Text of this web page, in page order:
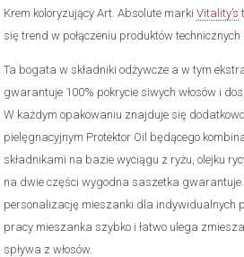
Krem koloryzujący Art. Absolute markiVitality’s
się trend w połączeniu produktów technicznych
Ta bogata w składniki odżywcze a w tym
gwarantuje 100% pokrycie siwych włosów i
W każdym opakowaniu znajduje się
pielęgnacyjnym Protektor Oil będącego
składnikami na bazie wyciągu z ryżu, olejku
na dwie części wygodna saszetka
personalizację mieszanki dla indywidualnych
pracy mieszanka szybko i łatwo ulega
spływa z włosów.